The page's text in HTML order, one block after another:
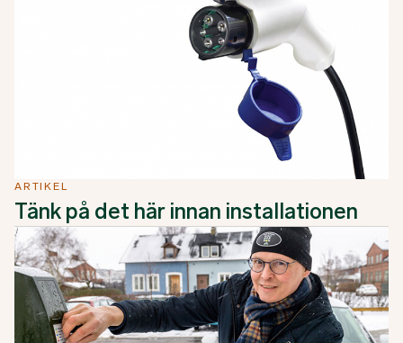
ARTIKEL
Tänk på det här innan installationen